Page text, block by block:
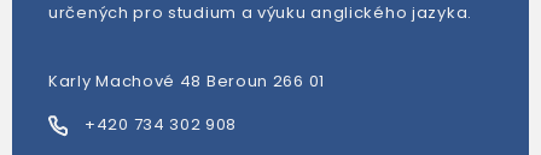
určených pro studium a výuku anglického jazyka.
Karly Machové 48 Beroun 266 01
+420 734 302 908